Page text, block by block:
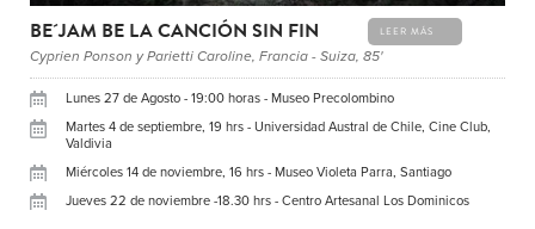
BE´JAM BE LA CANCIÓN SIN FIN LEER MÁS
Cyprien Ponson y Parietti Caroline, Francia - Suiza, 85'
Lunes 27 de Agosto - 19:00 horas - Museo Precolombino
Martes 4 de septiembre, 19 hrs - Universidad Austral de Chile, Cine Club,
Valdivia
Miércoles 14 de noviembre, 16 hrs - Museo Violeta Parra, Santiago
Jueves 22 de noviembre -18.30 hrs - Centro Artesanal Los Dominicos